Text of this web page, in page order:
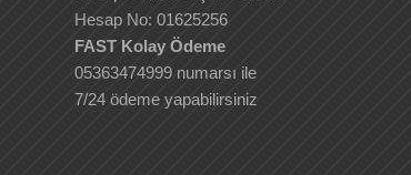
Hesap No: 01625256
FAST Kolay Ödeme
05363474999 numarsı ile
7/24 ödeme yapabilirsiniz